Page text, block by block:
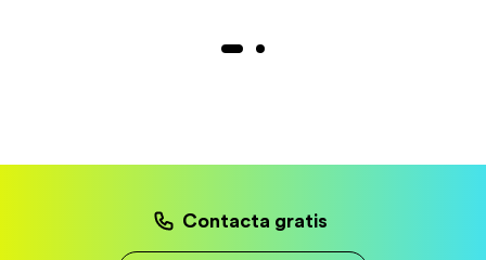
Contacta gratis